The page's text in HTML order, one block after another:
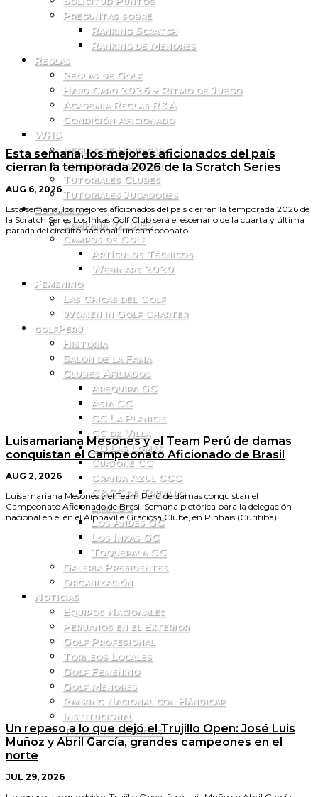
Preguntas sobre
Ranking Scratch
Ranking de Menores
Reglas
Reglas de Golf
Hard Card 2026 + Ritmo de Juego
Academia Reglas R&A
Condición Aficionado
WHS
Reglas de Handicap
Buscador Handicap
Tutoriales Clubes
Tutoriales Jugadores
Educación
Campaña Valores
Campos de Golf
Artículos Técnicos
Webinars 2020
Femenino
Las Chicas del Golf
Women in Golf Charter
golfPerú
Historia
Salón de la Fama
Clubes Afiliados
Arequipa GC
Asia GC
CC La Planicie
CC de Villa
CD Las Lomas
Cuajone CC
Granja Azul CCG
G&CC de Trujillo
Lima GC
Los Andes GC
Los Inkas GC
Toquepala GC
Galeria Presidentes
Organización
Noticias
Equipos Nacionales
Peruanos en el Exterior
Golf Profesional
Torneos Locales
Golf Femenino
Golf Menores
Ranking Nacional con Hándicap
Institucional
Todas las Noticias
Esta semana, los mejores aficionados del país
cierran la temporada 2026 de la Scratch Series
AUG 6, 2026
Esta semana, los mejores aficionados del país cierran la temporada 2026 de
la Scratch Series Los Inkas Golf Club será el escenario de la cuarta y última
parada del circuito nacional, un campeonato...
Luisamariana Mesones y el Team Perú de damas
conquistan el Campeonato Aficionado de Brasil
AUG 2, 2026
Luisamariana Mesones y el Team Perú de damas conquistan el
Campeonato Aficionado de Brasil Semana pletórica para la delegación
nacional en el en el Alphaville Graciosa Clube, en Pinhais (Curitiba)....
Un repaso a lo que dejó el Trujillo Open: José Luis
Muñoz y Abril García, grandes campeones en el
norte
JUL 29, 2026